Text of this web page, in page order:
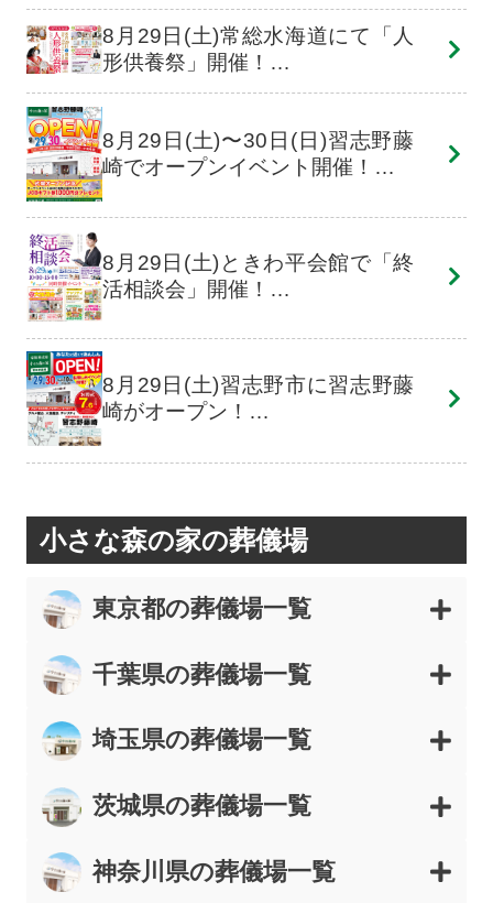
8月29日(土)常総水海道にて「人
形供養祭」開催！…
8月29日(土)〜30日(日)習志野藤
崎でオープンイベント開催！…
8月29日(土)ときわ平会館で「終
活相談会」開催！…
8月29日(土)習志野市に習志野藤
崎がオープン！…
小さな森の家の葬儀場
東京都の葬儀場一覧
千葉県の葬儀場一覧
埼玉県の葬儀場一覧
茨城県の葬儀場一覧
神奈川県の葬儀場一覧